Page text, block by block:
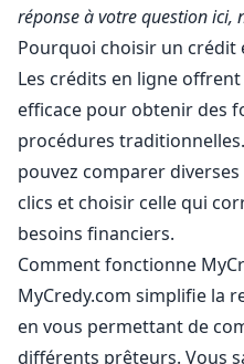
réponse à votre question ici,
Pourquoi choisir un crédit
Les crédits en ligne
efficace pour obtenir des
procédures
pouvez comparer
clics et choisir celle qui
besoins financiers.
Comment fonctionne
MyCredy.com simplifie la
en vous permettant de
différents prêteurs. Vous